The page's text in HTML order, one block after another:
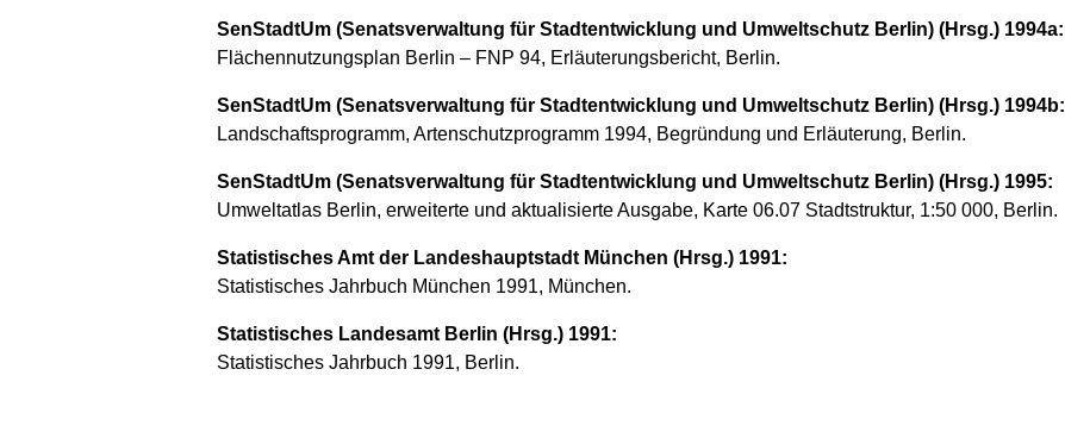
SenStadtUm (Senatsverwaltung für Stadtentwicklung und Umweltschutz Berlin) (Hrsg.) 1994a:
Flächennutzungsplan Berlin – FNP 94, Erläuterungsbericht, Berlin.
SenStadtUm (Senatsverwaltung für Stadtentwicklung und Umweltschutz Berlin) (Hrsg.) 1994b:
Landschaftsprogramm, Artenschutzprogramm 1994, Begründung und Erläuterung, Berlin.
SenStadtUm (Senatsverwaltung für Stadtentwicklung und Umweltschutz Berlin) (Hrsg.) 1995:
Umweltatlas Berlin, erweiterte und aktualisierte Ausgabe, Karte 06.07 Stadtstruktur, 1:50 000, Berlin.
Statistisches Amt der Landeshauptstadt München (Hrsg.) 1991:
Statistisches Jahrbuch München 1991, München.
Statistisches Landesamt Berlin (Hrsg.) 1991:
Statistisches Jahrbuch 1991, Berlin.